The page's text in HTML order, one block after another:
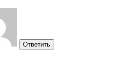
Ответить